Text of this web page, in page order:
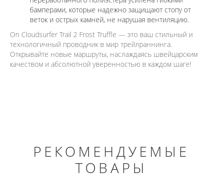
бамперами, которые надежно защищают стопу от
веток и острых камней, не нарушая вентиляцию.
On Cloudsurfer Trail 2 Frost Truffle — это ваш стильный и
технологичный проводник в мир трейлраннинга.
Открывайте новые маршруты, наслаждаясь швейцарским
качеством и абсолютной уверенностью в каждом шаге!
РЕКОМЕНДУЕМЫЕ
ТОВАРЫ